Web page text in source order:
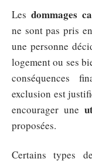
Les dommages
ne sont pas pris
une personne
logement ou ses
conséquences
exclusion est
encourager une
proposées.
Certains types